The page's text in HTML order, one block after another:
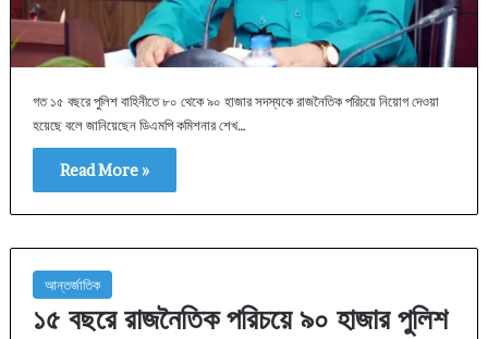
গত ১৫ বছরে পুলিশ বাহিনীতে ৮০ থেকে ৯০ হাজার সদস্যকে রাজনৈতিক পরিচয়ে নিয়োগ দেওয়া
হয়েছে বলে জানিয়েছেন ডিএমপি কমিশনার শেখ…
Read More »
আন্তর্জাতিক
১৫ বছরে রাজনৈতিক পরিচয়ে ৯০ হাজার পুলিশ